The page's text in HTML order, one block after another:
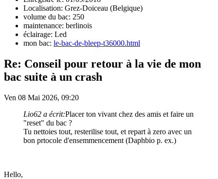
Localisation: Grez-Doiceau (Belgique)
volume du bac: 250
maintenance: berlinois
éclairage: Led
mon bac: le-bac-de-bleep-t36000.html
Re: Conseil pour retour à la vie de mon
bac suite à un crash
Ven 08 Mai 2026, 09:20
Lio62 a écrit:Placer ton vivant chez des amis et faire un
"reset" du bac ?
Tu nettoies tout, resterilise tout, et repart à zero avec un
bon prtocole d'ensemmencement (Daphbio p. ex.)
Hello,